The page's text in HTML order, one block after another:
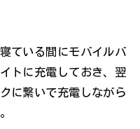
ている間にモバイルバ
トに充電しておき、翌
に繋いで充電しながら